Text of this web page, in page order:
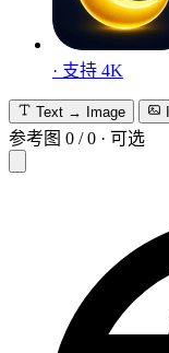
· 支持 4K
Text → Image
参考图 0 /0 · 可选